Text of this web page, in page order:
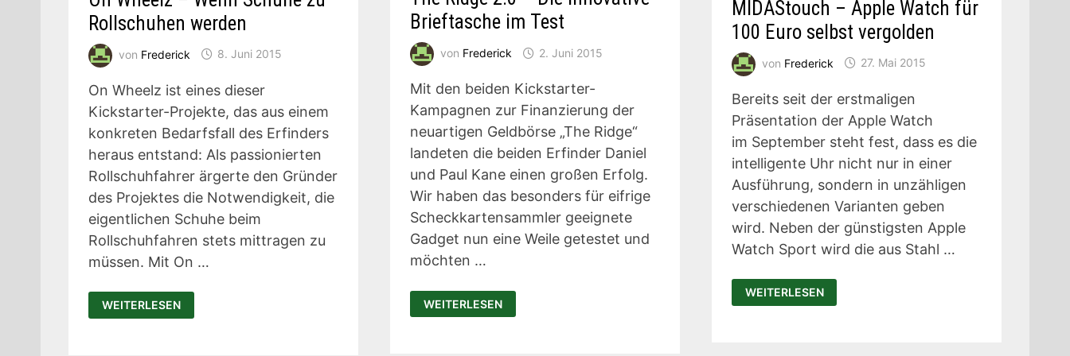
Rollschuhen werden
von Frederick 8. Juni 2015
On Wheelz ist eines dieser
Kickstarter-Projekte, das aus einem
konkreten Bedarfsfall des Erfinders
heraus entstand: Als passionierten
Rollschuhfahrer ärgerte den Gründer
des Projektes die Notwendigkeit, die
eigentlichen Schuhe beim
Rollschuhfahren stets mittragen zu
müssen. Mit On …
ON
WHEELZ
–
WEITERLESEN
Brieftasche im Test
von Frederick 2. Juni 2015
Mit den beiden Kickstarter-
Kampagnen zur Finanzierung der
neuartigen Geldbörse „The Ridge“
landeten die beiden Erfinder Daniel
und Paul Kane einen großen Erfolg.
Wir haben das besonders für eifrige
Scheckkartensammler geeignete
Gadget nun eine Weile getestet und
möchten …
THE
RIDGE
2.0
WEITERLESEN
MIDAStouch – Apple Watch für
100 Euro selbst vergolden
von Frederick 27. Mai 2015
Bereits seit der erstmaligen
Präsentation der Apple Watch
im September steht fest, dass es die
intelligente Uhr nicht nur in einer
Ausführung, sondern in unzähligen
verschiedenen Varianten geben
wird. Neben der günstigsten Apple
Watch Sport wird die aus Stahl …
MIDASTOUCH
–
APPLE
WEITERLESEN